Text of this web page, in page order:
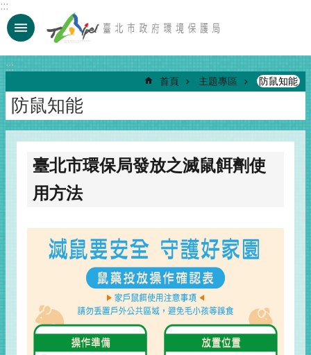
跳到主要內容區塊
:::
:::
首頁 主題專區 防鼠知能
防鼠知能
臺北市環保局發放之滅鼠餌劑使
⽤⽅法